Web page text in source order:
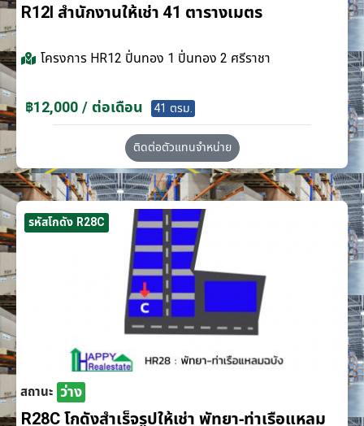
R12I สำนักงานให้เช่า 41 ตารางเมตร
โครงการ HR12 ปิ่นทอง 1 ปิ่นทอง 2 ศรีราชา
฿12,000 / ต่อเดือน 41 ตรม.
ติดต่อตัวแทนจำหน่าย
รหัสโกดัง R28C
สถานะ ว่าง
R28C โกดังสำเร็จรูปให้เช่า พัทยา-ท่าเรือแหลม